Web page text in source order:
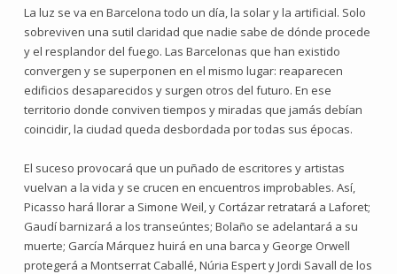
La luz se va en Barcelona todo un día, la solar y la artificial. Solo
sobreviven una sutil claridad que nadie sabe de dónde procede
y el resplandor del fuego. Las Barcelonas que han existido
convergen y se superponen en el mismo lugar: reaparecen
edificios desaparecidos y surgen otros del futuro. En ese
territorio donde conviven tiempos y miradas que jamás debían
coincidir, la ciudad queda desbordada por todas sus épocas.
El suceso provocará que un puñado de escritores y artistas
vuelvan a la vida y se crucen en encuentros improbables. Así,
Picasso hará llorar a Simone Weil, y Cortázar retratará a Laforet;
Gaudí barnizará a los transeúntes; Bolaño se adelantará a su
muerte; García Márquez huirá en una barca y George Orwell
protegerá a Montserrat Caballé, Núria Espert y Jordi Savall de los